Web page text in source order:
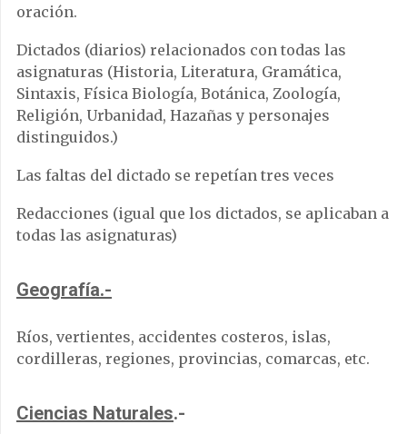
oración.
Dictados (diarios) relacionados con todas las
asignaturas (Historia, Literatura, Gramática,
Sintaxis, Física Biología, Botánica, Zoología,
Religión, Urbanidad, Hazañas y personajes
distinguidos.)
Las faltas del dictado se repetían tres veces
Redacciones (igual que los dictados, se aplicaban a
todas las asignaturas)
Geografía.-
Ríos, vertientes, accidentes costeros, islas,
cordilleras, regiones, provincias, comarcas, etc.
Ciencias Naturales.-